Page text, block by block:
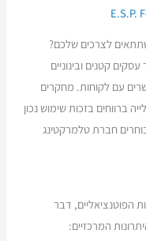
E.S.P.
לצרכים שלכם?
קטנים ובינוניים
עם לקוחות. מחקרים
על עלייה ברווחים בזכות שימוש נכון
חברת טלמרקטינג
הפוטנציאליים, דבר
המרכזיים: